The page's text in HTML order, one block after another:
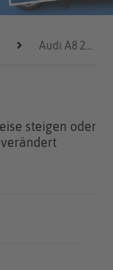
Audi A8 2012
steigen oder